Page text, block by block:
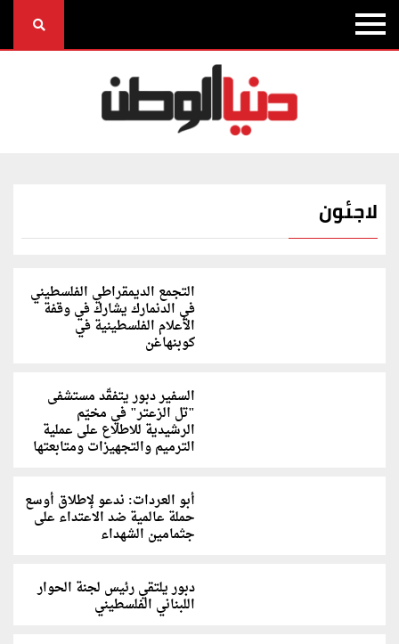
لاجئون
التجمع الديمقراطي الفلسطيني
في الدنمارك يشارك في وقفة
الأعلام الفلسطينية في
كوبنهاغن
السفير دبور يتفقّد مستشفى
"تل الزعتر" في مخيّم
الرشيدية للاطلاع على عملية
الترميم والتجهيزات ومتابعتها
أبو العردات: ندعو لإطلاق أوسع
حملة عالمية ضد الاعتداء على
جثمامين الشهداء
دبور يلتقي رئيس لجنة الحوار
اللبناني الفلسطيني